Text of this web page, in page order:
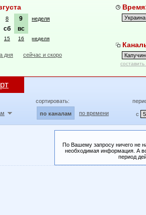
8 9 неделя
сб вс
15 16 неделя
дня сейчас и скоро
сортировать:
по каналам по времени с
По Вашему запросу ничего не
необходимая информация. А
период